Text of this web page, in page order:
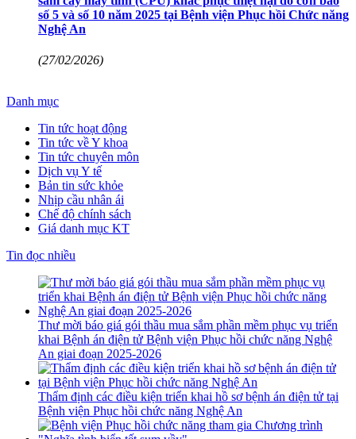
số 5 và số 10 năm 2025 tại Bệnh viện Phục hồi Chức năng
Nghệ An
(27/02/2026)
Danh mục
Tin tức hoạt động
Tin tức về Y khoa
Tin tức chuyên môn
Dịch vụ Y tế
Bản tin sức khỏe
Nhịp cầu nhân ái
Chế độ chính sách
Giá danh mục KT
Tin đọc nhiều
Thư mời báo giá gói thầu mua sắm phần mềm phục vụ triển
khai Bệnh án điện tử Bệnh viện Phục hồi chức năng Nghệ
An giai đoạn 2025-2026
Thẩm định các điều kiện triển khai hồ sơ bệnh án điện tử tại
Bệnh viện Phục hồi chức năng Nghệ An